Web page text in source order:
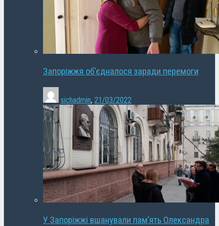
Запоріжжя об’єдналося заради перемоги
sichadmin, 21/03/2022
У Запоріжжі вшанували пам’ять Олександра